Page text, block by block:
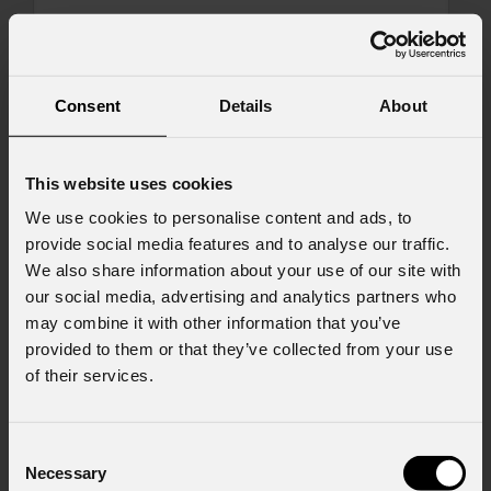
Consent Details About
This website uses cookies
We use cookies to personalise content and ads, to
provide social media features and to analyse our traffic.
We also share information about your use of our site with
our social media, advertising and analytics partners who
may combine it with other information that you’ve
provided to them or that they’ve collected from your use
of their services.
Selection
Necessary
Consenso al marketing
Acconsento al trattamento dei dati per
ricevere informazioni commerciali e iniziative di
marketing.
Consenso al trattamento dei dati
personali
Ho letto l'informativa ai sensi dell'art. 13 del
GDPR; acconsento al trattamento ai sensi